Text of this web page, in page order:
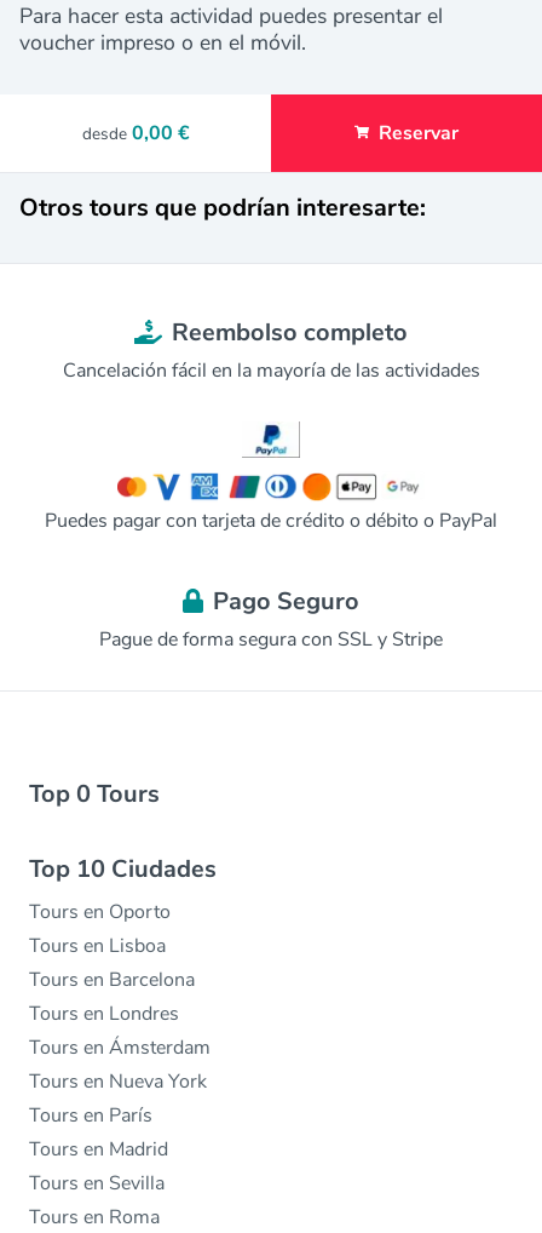
Para hacer esta actividad puedes presentar el
voucher impreso o en el móvil.
desde 0,00 € Reservar
Otros tours que podrían interesarte:
Reembolso completo
Cancelación fácil en la mayoría de las actividades
Puedes pagar con tarjeta de crédito o débito o PayPal
Pago Seguro
Pague de forma segura con SSL y Stripe
Top 0 Tours
Top 10 Ciudades
Tours en Oporto
Tours en Lisboa
Tours en Barcelona
Tours en Londres
Tours en Ámsterdam
Tours en Nueva York
Tours en París
Tours en Madrid
Tours en Sevilla
Tours en Roma